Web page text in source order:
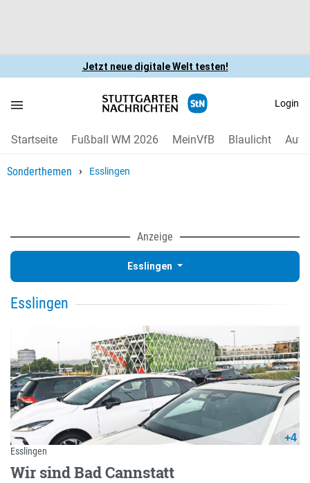
Jetzt neue digitale Welt testen!
Login
Startseite Fußball WM 2026 MeinVfB Blaulicht Auto
Sonderthemen › Esslingen
Anzeige
Esslingen
Esslingen
+4
Esslingen
Wir sind Bad Cannstatt